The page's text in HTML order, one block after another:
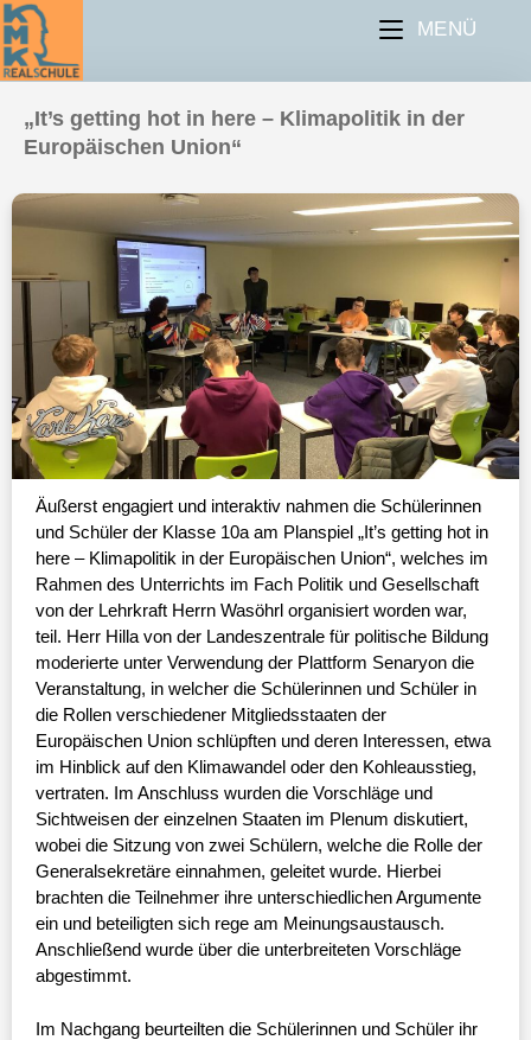
MENÜ
„It’s getting hot in here – Klimapolitik in der
Europäischen Union“
Äußerst engagiert und interaktiv nahmen die Schülerinnen
und Schüler der Klasse 10a am Planspiel „It’s getting hot in
here – Klimapolitik in der Europäischen Union“, welches im
Rahmen des Unterrichts im Fach Politik und Gesellschaft
von der Lehrkraft Herrn Wasöhrl organisiert worden war,
teil. Herr Hilla von der Landeszentrale für politische Bildung
moderierte unter Verwendung der Plattform Senaryon die
Veranstaltung, in welcher die Schülerinnen und Schüler in
die Rollen verschiedener Mitgliedsstaaten der
Europäischen Union schlüpften und deren Interessen, etwa
im Hinblick auf den Klimawandel oder den Kohleausstieg,
vertraten. Im Anschluss wurden die Vorschläge und
Sichtweisen der einzelnen Staaten im Plenum diskutiert,
wobei die Sitzung von zwei Schülern, welche die Rolle der
Generalsekretäre einnahmen, geleitet wurde. Hierbei
brachten die Teilnehmer ihre unterschiedlichen Argumente
ein und beteiligten sich rege am Meinungsaustausch.
Anschließend wurde über die unterbreiteten Vorschläge
abgestimmt.
Im Nachgang beurteilten die Schülerinnen und Schüler ihr